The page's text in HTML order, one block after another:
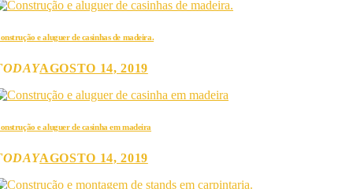
e aluguer de casinhas de madeira.
AGOSTO 14, 2019
e aluguer de casinha em madeira
AGOSTO 14, 2019